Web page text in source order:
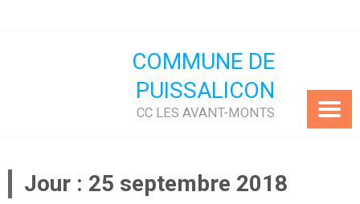
COMMUNE DE
PUISSALICON
CC LES AVANT-MONTS
Jour : 25 septembre 2018